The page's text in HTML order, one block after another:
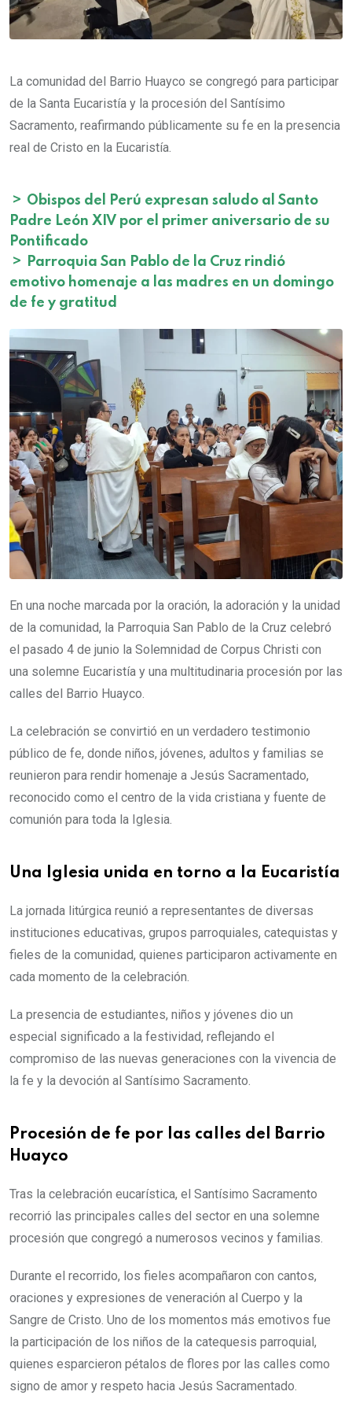
La comunidad del Barrio Huayco se congregó para participar
de la Santa Eucaristía y la procesión del Santísimo
Sacramento, reafirmando públicamente su fe en la presencia
real de Cristo en la Eucaristía.
> Obispos del Perú expresan saludo al Santo
Padre León XIV por el primer aniversario de su
Pontificado
>
Parroquia San Pablo de la Cruz rindió
emotivo homenaje a las madres en un domingo
de fe y gratitud
En una noche marcada por la oración, la adoración y la unidad
de la comunidad, la Parroquia San Pablo de la Cruz celebró
el pasado 4 de junio la Solemnidad de Corpus Christi con
una solemne Eucaristía y una multitudinaria procesión por las
calles del Barrio Huayco.
La celebración se convirtió en un verdadero testimonio
público de fe, donde niños, jóvenes, adultos y familias se
reunieron para rendir homenaje a Jesús Sacramentado,
reconocido como el centro de la vida cristiana y fuente de
comunión para toda la Iglesia.
Una Iglesia unida en torno a la Eucaristía
La jornada litúrgica reunió a representantes de diversas
instituciones educativas, grupos parroquiales, catequistas y
fieles de la comunidad, quienes participaron activamente en
cada momento de la celebración.
La presencia de estudiantes, niños y jóvenes dio un
especial significado a la festividad, reflejando el
compromiso de las nuevas generaciones con la vivencia de
la fe y la devoción al Santísimo Sacramento.
Procesión de fe por las calles del Barrio
Huayco
Tras la celebración eucarística, el Santísimo Sacramento
recorrió las principales calles del sector en una solemne
procesión que congregó a numerosos vecinos y familias.
Durante el recorrido, los fieles acompañaron con cantos,
oraciones y expresiones de veneración al Cuerpo y la
Sangre de Cristo. Uno de los momentos más emotivos fue
la participación de los niños de la catequesis parroquial,
quienes esparcieron pétalos de flores por las calles como
signo de amor y respeto hacia Jesús Sacramentado.